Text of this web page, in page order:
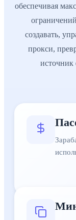
обеспечивая
создавать,
прокси,
источник
Пассивный доход
Быстрый старт:
Полный
Высокий спрос: